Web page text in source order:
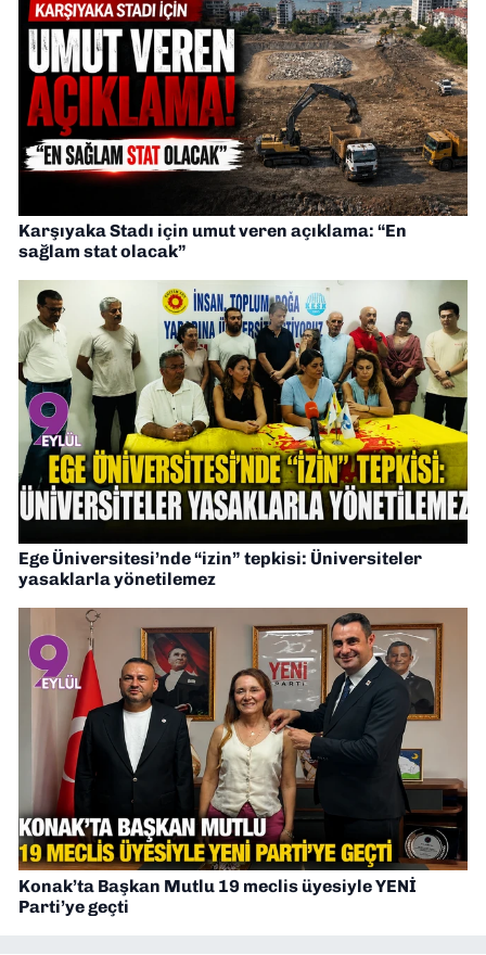
Karşıyaka Stadı için umut veren açıklama: “En
sağlam stat olacak”
Ege Üniversitesi’nde “izin” tepkisi: Üniversiteler
yasaklarla yönetilemez
Konak’ta Başkan Mutlu 19 meclis üyesiyle YENİ
Parti’ye geçti